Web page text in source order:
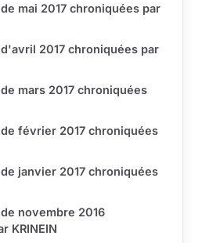
mai 2017 chroniquées par
2017 chroniquées par
mars 2017 chroniquées
février 2017 chroniquées
janvier 2017 chroniquées
novembre 2016
KRINEIN